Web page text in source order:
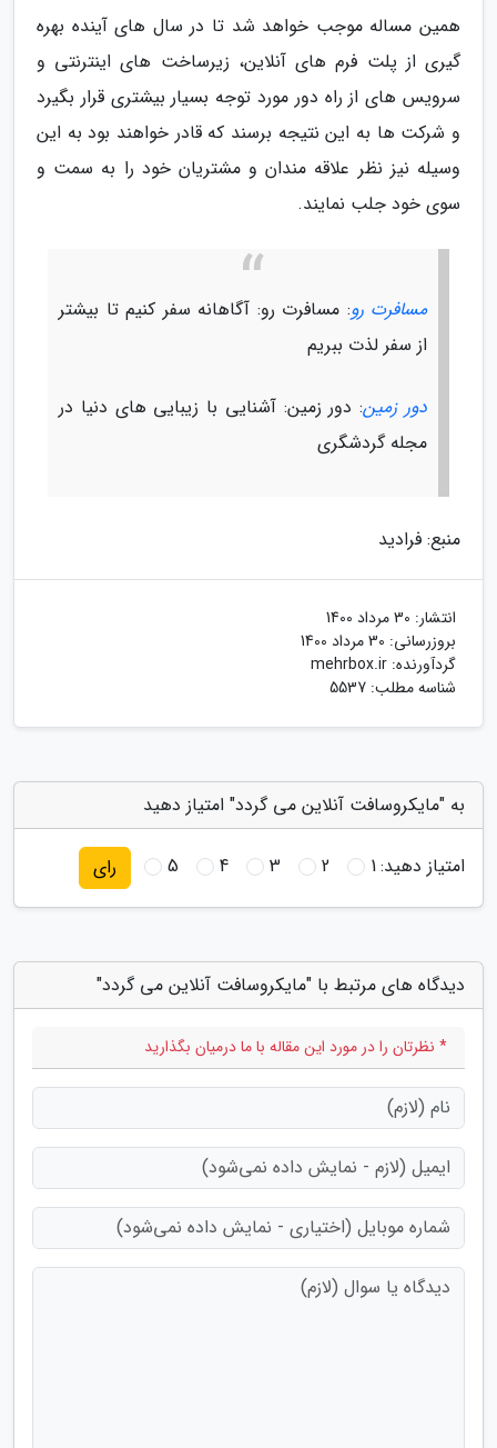
همین مساله موجب خواهد شد تا در سال های آینده بهره
گیری از پلت فرم های آنلاین، زیرساخت های اینترنتی و
سرویس های از راه دور مورد توجه بسیار بیشتری قرار بگیرد
و شرکت ها به این نتیجه برسند که قادر خواهند بود به این
وسیله نیز نظر علاقه مندان و مشتریان خود را به سمت و
سوی خود جلب نمایند.
مسافرت رو: مسافرت رو: آگاهانه سفر کنیم تا بیشتر
از سفر لذت ببریم
دور زمین: دور زمین: آشنایی با زیبایی های دنیا در
مجله گردشگری
منبع: فرادید
انتشار: 30 مرداد 1400
بروزرسانی: 30 مرداد 1400
گردآورنده: mehrbox.ir
شناسه مطلب: 5537
به "مایکروسافت آنلاین می گردد" امتیاز دهید
امتیاز دهید:1
2
3
4
5 رای
دیدگاه های مرتبط با "مایکروسافت آنلاین می گردد"
* نظرتان را در مورد این مقاله با ما درمیان بگذارید